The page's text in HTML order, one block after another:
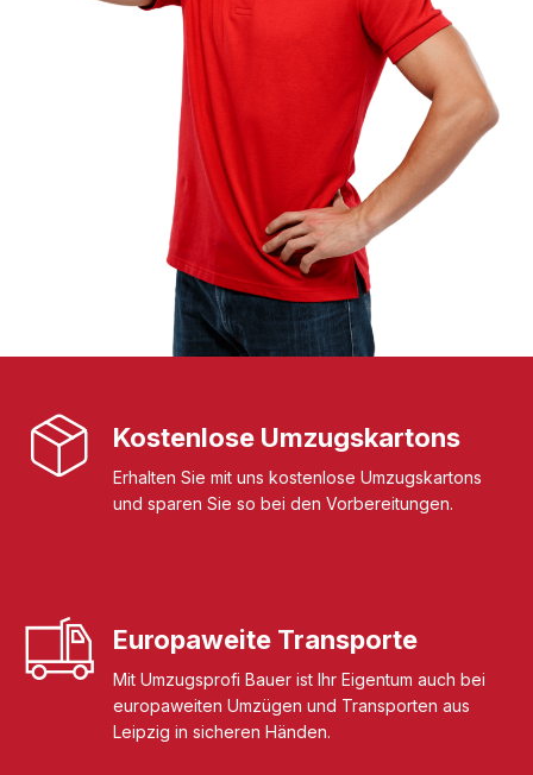
Kostenlose Umzugskartons
Erhalten Sie mit uns kostenlose Umzugskartons
und sparen Sie so bei den Vorbereitungen.
Europaweite Transporte
Mit Umzugsprofi Bauer ist Ihr Eigentum auch bei
europaweiten Umzügen und Transporten aus
Leipzig in sicheren Händen.